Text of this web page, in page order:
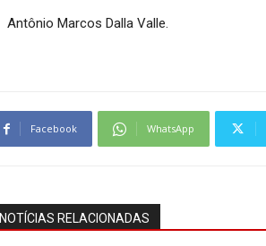
Antônio Marcos Dalla Valle.
Facebook WhatsApp
NOTÍCIAS RELACIONADAS